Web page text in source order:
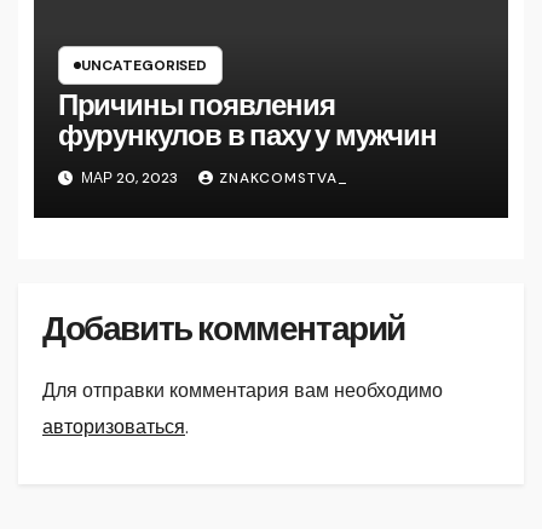
UNCATEGORISED
Причины появления
фурункулов в паху у мужчин
МАР 20, 2023 ZNAKCOMSTVA_
Добавить комментарий
Для отправки комментария вам необходимо
авторизоваться.